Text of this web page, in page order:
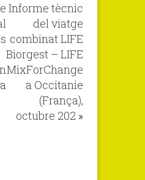
Informe tècnic
del viatge
combinat LIFE
Biorgest – LIFE
MixForChange
a Occitanie
(França),
octubre 202 »